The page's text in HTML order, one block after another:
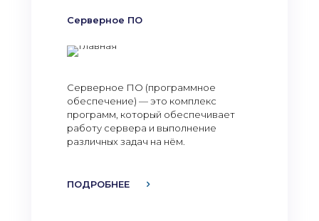
Серверное ПО
Серверное ПО (программное
обеспечение) — это комплекс
программ, который обеспечивает
работу сервера и выполнение
различных задач на нём.
ПОДРОБНЕЕ